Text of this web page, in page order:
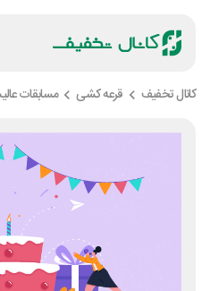
کانال تخفیف قرعه کشی مسابقات